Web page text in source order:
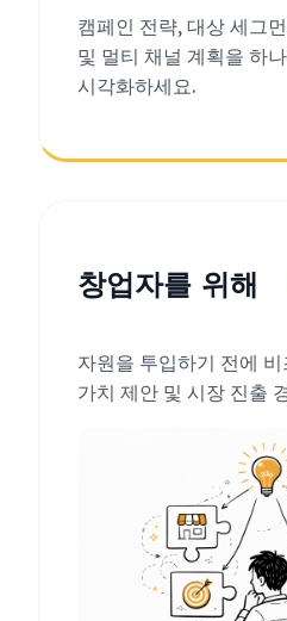
캠페인 전략, 대상 세그
및 멀티 채널 계획을 하
시각화하세요.
창업자를 위해
자원을 투입하기 전에
가치 제안 및 시장 진출